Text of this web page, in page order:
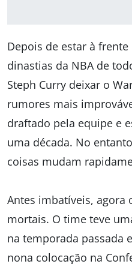
Depois de estar à
dinastias da NBA de
Steph Curry deixar o
rumores mais
draftado pela equipe e
uma década. No
coisas mudam
Antes imbatíveis, agora
mortais. O time teve
na temporada passada
nona colocação na